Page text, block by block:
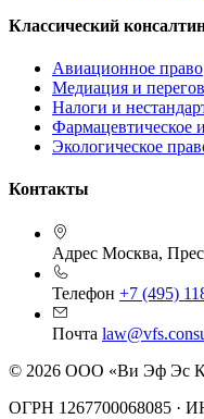
Классический
Авиационное право
Медиация и
Налоги и
Фармацевтическое
Экологическое
Контакты
Адрес Москва,
Телефон +7 (495)
Почта
© 2026 ООО «Ви Эф Эс
ОГРН 1267700068085 ·